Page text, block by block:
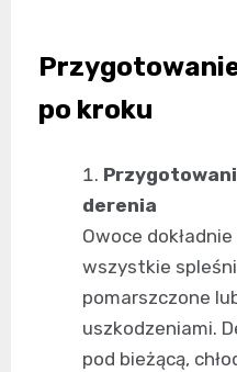
po kroku
derenia
Owoce
wszystkie
pomarszczone
uszkodzeniami.
pod bieżącą,